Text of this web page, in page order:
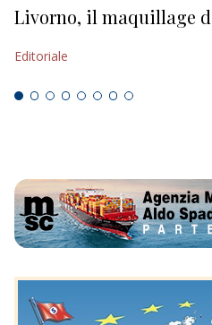
Livorno, il maquillage
Editoriale